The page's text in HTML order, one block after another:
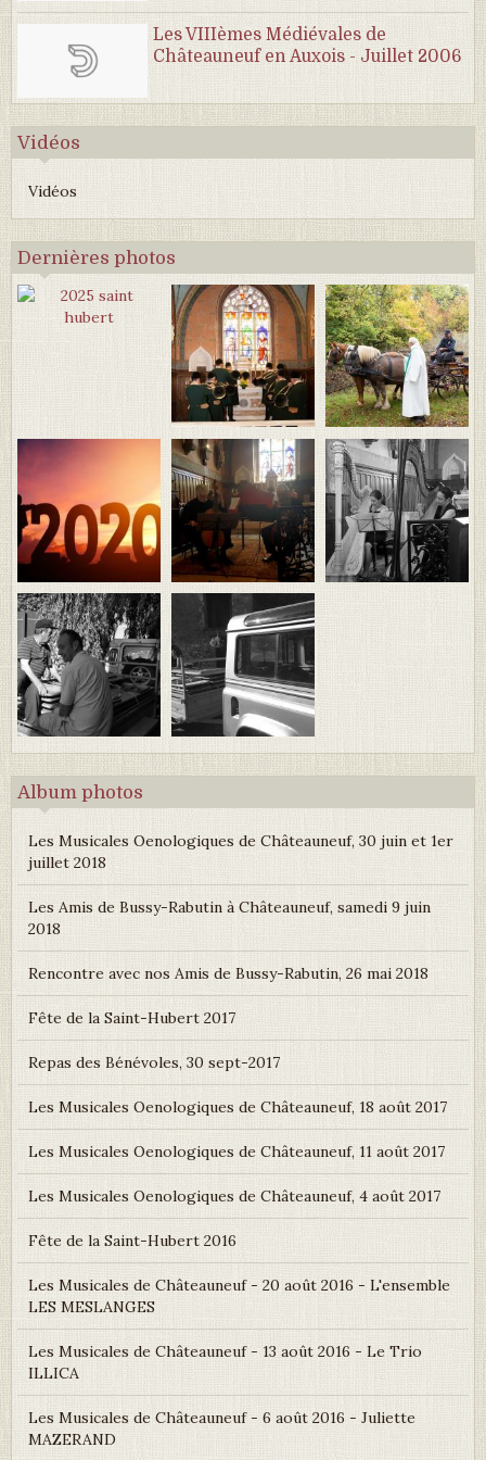
Les VIIIèmes Médiévales de
Châteauneuf en Auxois - Juillet 2006
Vidéos
Vidéos
Dernières photos
Album photos
Les Musicales Oenologiques de Châteauneuf, 30 juin et 1er
juillet 2018
Les Amis de Bussy-Rabutin à Châteauneuf, samedi 9 juin
2018
Rencontre avec nos Amis de Bussy-Rabutin, 26 mai 2018
Fête de la Saint-Hubert 2017
Repas des Bénévoles, 30 sept-2017
Les Musicales Oenologiques de Châteauneuf, 18 août 2017
Les Musicales Oenologiques de Châteauneuf, 11 août 2017
Les Musicales Oenologiques de Châteauneuf, 4 août 2017
Fête de la Saint-Hubert 2016
Les Musicales de Châteauneuf - 20 août 2016 - L'ensemble
LES MESLANGES
Les Musicales de Châteauneuf - 13 août 2016 - Le Trio
ILLICA
Les Musicales de Châteauneuf - 6 août 2016 - Juliette
MAZERAND